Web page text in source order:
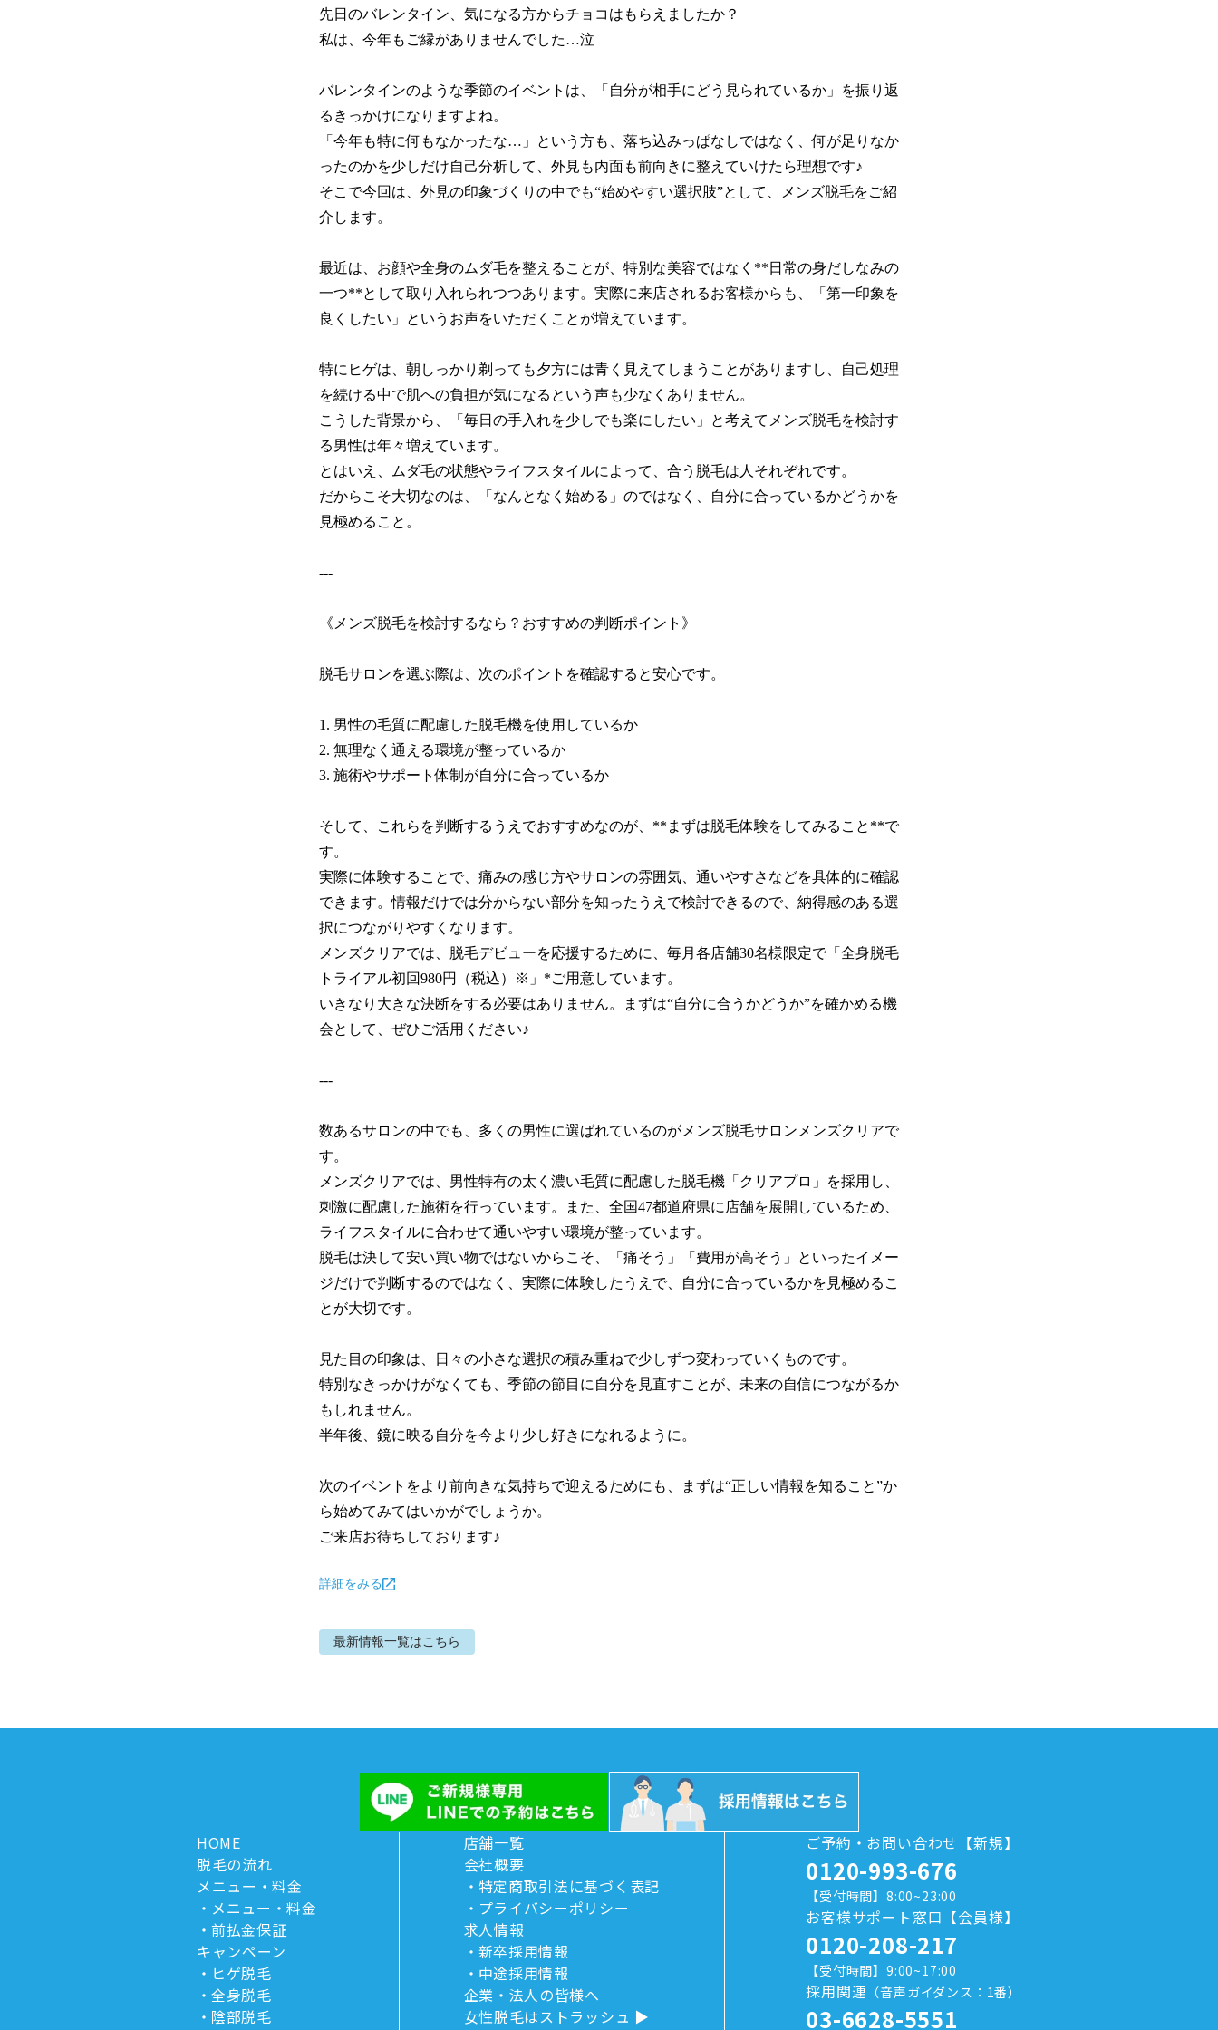
先日のバレンタイン、気になる方からチョコはもらえましたか？
私は、今年もご縁がありませんでした…泣
バレンタインのような季節のイベントは、「自分が相手にどう見られているか」を振り返
るきっかけになりますよね。
「今年も特に何もなかったな…」という方も、落ち込みっぱなしではなく、何が足りなか
ったのかを少しだけ自己分析して、外見も内面も前向きに整えていけたら理想です♪
そこで今回は、外見の印象づくりの中でも“始めやすい選択肢”として、メンズ脱毛をご紹
介します。
最近は、お顔や全身のムダ毛を整えることが、特別な美容ではなく**日常の身だしなみの
一つ**として取り入れられつつあります。実際に来店されるお客様からも、「第一印象を
良くしたい」というお声をいただくことが増えています。
特にヒゲは、朝しっかり剃っても夕方には青く見えてしまうことがありますし、自己処理
を続ける中で肌への負担が気になるという声も少なくありません。
こうした背景から、「毎日の手入れを少しでも楽にしたい」と考えてメンズ脱毛を検討す
る男性は年々増えています。
とはいえ、ムダ毛の状態やライフスタイルによって、合う脱毛は人それぞれです。
だからこそ大切なのは、「なんとなく始める」のではなく、自分に合っているかどうかを
見極めること。
---
《メンズ脱毛を検討するなら？おすすめの判断ポイント》
脱毛サロンを選ぶ際は、次のポイントを確認すると安心です。
1. 男性の毛質に配慮した脱毛機を使用しているか
2. 無理なく通える環境が整っているか
3. 施術やサポート体制が自分に合っているか
そして、これらを判断するうえでおすすめなのが、**まずは脱毛体験をしてみること**で
す。
実際に体験することで、痛みの感じ方やサロンの雰囲気、通いやすさなどを具体的に確認
できます。情報だけでは分からない部分を知ったうえで検討できるので、納得感のある選
択につながりやすくなります。
メンズクリアでは、脱毛デビューを応援するために、毎月各店舗30名様限定で「全身脱毛
トライアル初回980円（税込）※」*ご用意しています。
いきなり大きな決断をする必要はありません。まずは“自分に合うかどうか”を確かめる機
会として、ぜひご活用ください♪
---
数あるサロンの中でも、多くの男性に選ばれているのがメンズ脱毛サロンメンズクリアで
す。
メンズクリアでは、男性特有の太く濃い毛質に配慮した脱毛機「クリアプロ」を採用し、
刺激に配慮した施術を行っています。また、全国47都道府県に店舗を展開しているため、
ライフスタイルに合わせて通いやすい環境が整っています。
脱毛は決して安い買い物ではないからこそ、「痛そう」「費用が高そう」といったイメー
ジだけで判断するのではなく、実際に体験したうえで、自分に合っているかを見極めるこ
とが大切です。
見た目の印象は、日々の小さな選択の積み重ねで少しずつ変わっていくものです。
特別なきっかけがなくても、季節の節目に自分を見直すことが、未来の自信につながるか
もしれません。
半年後、鏡に映る自分を今より少し好きになれるように。
次のイベントをより前向きな気持ちで迎えるためにも、まずは“正しい情報を知ること”か
ら始めてみてはいかがでしょうか。
ご来店お待ちしております♪
詳細をみる
最新情報一覧はこちら
HOME
脱毛の流れ
メニュー・料金
メニュー・料金
前払金保証
キャンペーン
ヒゲ脱毛
全身脱毛
陰部脱毛
店舗一覧
会社概要
特定商取引法に基づく表記
プライバシーポリシー
求人情報
新卒採用情報
中途採用情報
企業・法人の皆様へ
女性脱毛はストラッシュ
ご予約・お問い合わせ【新規】
0120-993-676
【受付時間】8:00~23:00
お客様サポート窓口【会員様】
0120-208-217
【受付時間】9:00~17:00
採用関連 （音声ガイダンス：1番）
03-6628-5551